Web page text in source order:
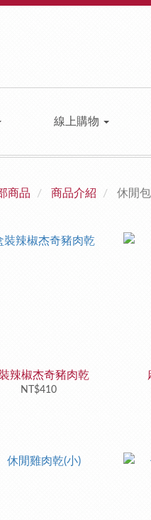
線上購物
商品 商品介紹 休閒
辣椒杰奇豬肉乾
NT$410